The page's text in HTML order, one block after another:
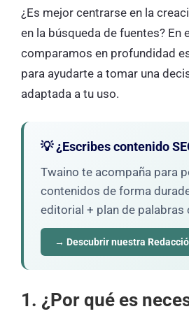
¿Es mejor centrarse en la
en la búsqueda de fuentes? En
comparamos en profundidad
para ayudarte a tomar una
adaptada a tu uso.
💡 ¿Escribes contenido
Twaino te acompaña para
contenidos de forma
editorial + plan de palabras
→ Descubrir nuestra
1. ¿Por qué es